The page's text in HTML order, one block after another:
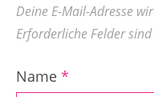
Deine E-Mail-Adresse
Erforderliche Felder
Name *